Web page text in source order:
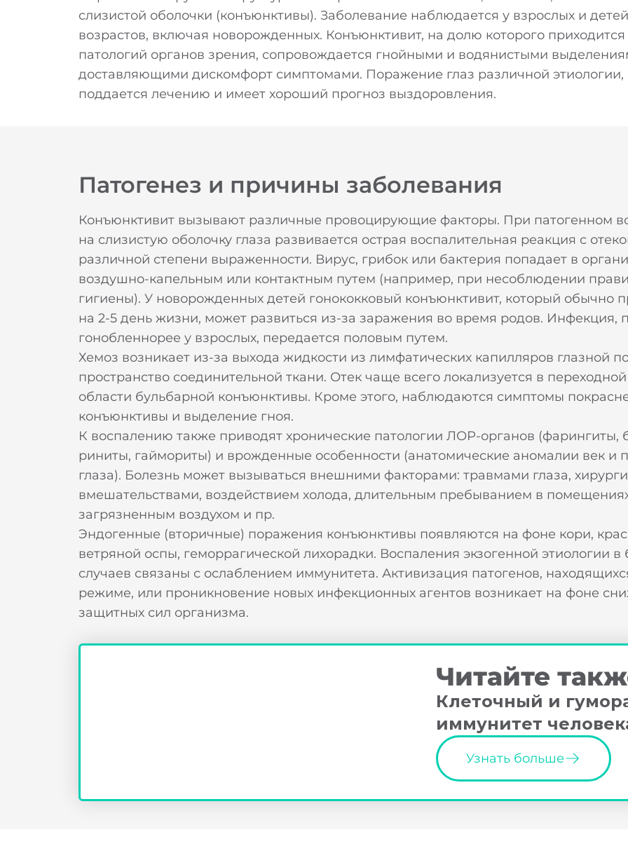
слизистой оболочки (конъюнктивы). Заболевание наблюдается у взрослых и
возрастов, включая новорожденных. Конъюнктивит, на долю которого приходится
патологий органов зрения, сопровождается гнойными и водянистыми
доставляющими дискомфорт симптомами. Поражение глаз различной этиологии,
поддается лечению и имеет хороший прогноз выздоровления.
Патогенез и причины заболевания
Конъюнктивит вызывают различные провоцирующие факторы. При патогенном
на слизистую оболочку глаза развивается острая воспалительная реакция с
различной степени выраженности. Вирус, грибок или бактерия попадает в
воздушно-капельным или контактным путем (например, при несоблюдении
гигиены). У новорожденных детей гонококковый конъюнктивит, который обычно
на 2-5 день жизни, может развиться из-за заражения во время родов. Инфекция,
гонобленнорее у взрослых, передается половым путем.
Хемоз возникает из-за выхода жидкости из лимфатических капилляров глазной
пространство соединительной ткани. Отек чаще всего локализуется в
области бульбарной конъюнктивы. Кроме этого, наблюдаются симптомы
конъюнктивы и выделение гноя.
К воспалению также приводят хронические патологии ЛОР-органов (фарингиты,
риниты, гаймориты) и врожденные особенности (анатомические аномалии век и
глаза). Болезнь может вызываться внешними факторами: травмами глаза,
вмешательствами, воздействием холода, длительным пребыванием в
загрязненным воздухом и пр.
Эндогенные (вторичные) поражения конъюнктивы появляются на фоне кори,
ветряной оспы, геморрагической лихорадки. Воспаления экзогенной этиологии
случаев связаны с ослаблением иммунитета. Активизация патогенов,
режиме, или проникновение новых инфекционных агентов возникает на фоне
защитных сил организма.
Читайте
Клеточный и
иммунитет
Узнать больше